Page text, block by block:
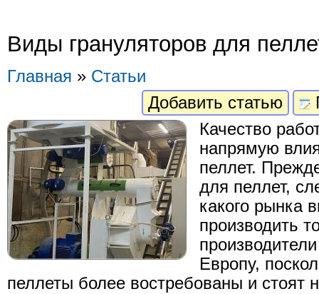
Виды грануляторов для
Главная » Статьи
Добавить статью
Качество
напрямую
пеллет.
для пеллет,
какого рынка
производить
Европу,
пеллеты более востребованы и стоят